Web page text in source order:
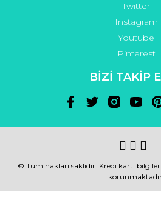
Twitter
Instagram
Youtube
Pinterest
BİZİ TAKİP
© Tüm hakları saklıdır. Kredi kartı